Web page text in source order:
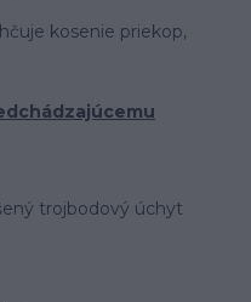
kosenie priekop,
trojbodový úchyt